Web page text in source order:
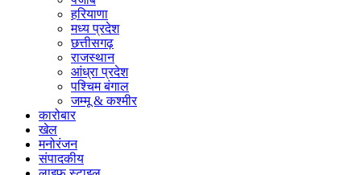
हरियाणा
मध्य प्रदेश
छत्तीसगढ़
राजस्थान
आंध्रा प्रदेश
पश्चिम बंगाल
जम्मू & कश्मीर
कारोबार
खेल
मनोरंजन
संपादकीय